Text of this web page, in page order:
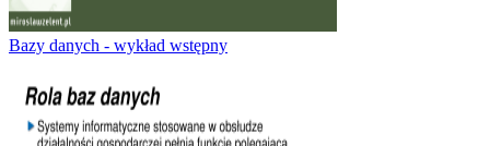
Bazy danych - wykład wstępny